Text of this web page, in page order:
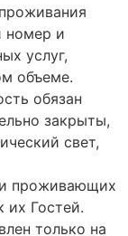
номер и
услуг,
объеме.
обязан
закрыты,
свет,
проживающих
их Гостей.
только на